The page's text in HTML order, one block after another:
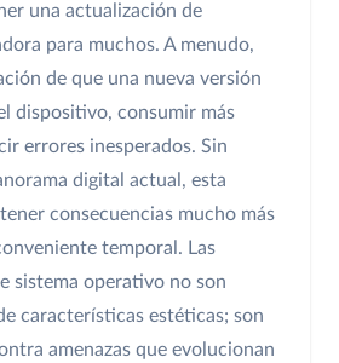
una actualización de
para muchos. A menudo,
de que una nueva versión
dispositivo, consumir más
errores inesperados. Sin
digital actual, esta
consecuencias mucho más
temporal. Las
sistema operativo no son
características estéticas; son
amenazas que evolucionan